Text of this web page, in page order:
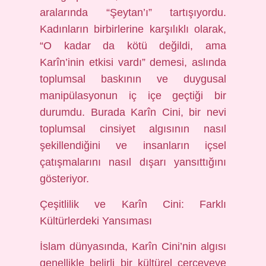
aralarında “Şeytan’ı” tartışıyordu.
Kadınların birbirlerine karşılıklı olarak,
“O kadar da kötü değildi, ama
Karîn’inin etkisi vardı” demesi, aslında
toplumsal baskının ve duygusal
manipülasyonun iç içe geçtiği bir
durumdu. Burada Karîn Cini, bir nevi
toplumsal cinsiyet algısının nasıl
şekillendiğini ve insanların içsel
çatışmalarını nasıl dışarı yansıttığını
gösteriyor.
Çeşitlilik ve Karîn Cini: Farklı
Kültürlerdeki Yansıması
İslam dünyasında, Karîn Cini’nin algısı
genellikle belirli bir kültürel çerçeveye